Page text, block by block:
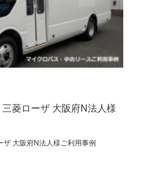
菱ローザ 大阪府N法人様
大阪府N法人様ご利用事例